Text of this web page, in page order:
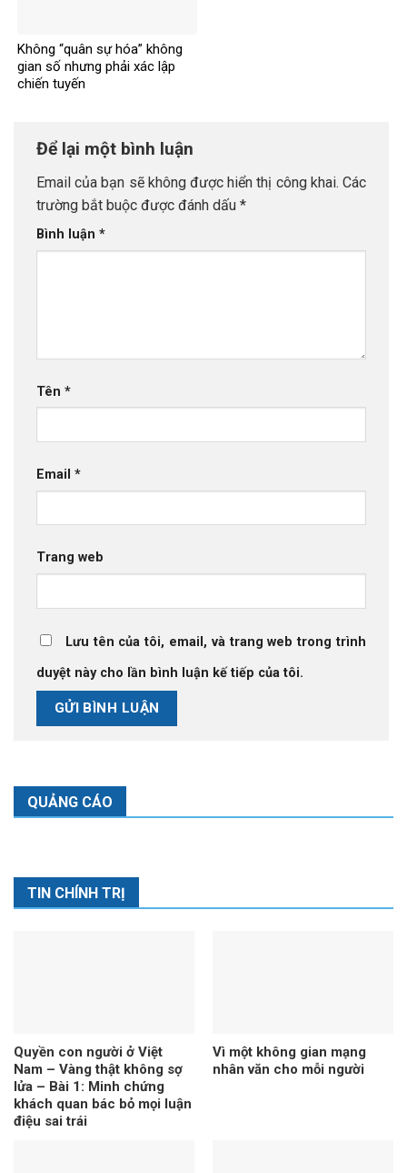
Không “quân sự hóa” không
gian số nhưng phải xác lập
chiến tuyến
Để lại một bình luận
Email của bạn sẽ không được hiển thị công khai. Các
trường bắt buộc được đánh dấu *
Bình luận *
Tên *
Email *
Trang web
Lưu tên của tôi, email, và trang web trong trình
duyệt này cho lần bình luận kế tiếp của tôi.
QUẢNG CÁO
TIN CHÍNH TRỊ
Quyền con người ở Việt
Nam – Vàng thật không sợ
lửa – Bài 1: Minh chứng
khách quan bác bỏ mọi luận
điệu sai trái
Vì một không gian mạng
nhân văn cho mỗi người